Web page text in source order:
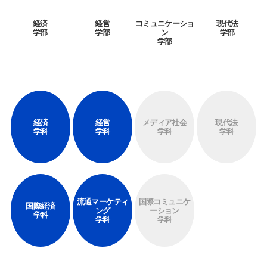
サイト内検索
検索する
経済
学部
経営
学部
コミュニケーショ
ン
学部
現代法
学部
経済
学科
経営
学科
メディア社会
学科
現代法
学科
国際経済
学科
流通マーケティ
ング
学科
国際コミュニケ
ーション
学科